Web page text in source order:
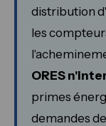
distribution
les
ORES
primes
demandes